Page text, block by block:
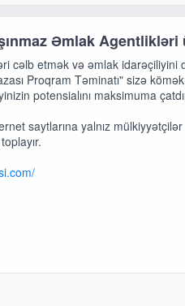
Əmlak
cəlb etmək və əmlak idarəçiliyini
Proqram Təminatı" sizə
potensialını maksimuma
saytlarına yalnız